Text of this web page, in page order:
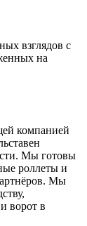
взглядов с
на
компанией
Мы готовы
роллеты и
Мы
ворот в